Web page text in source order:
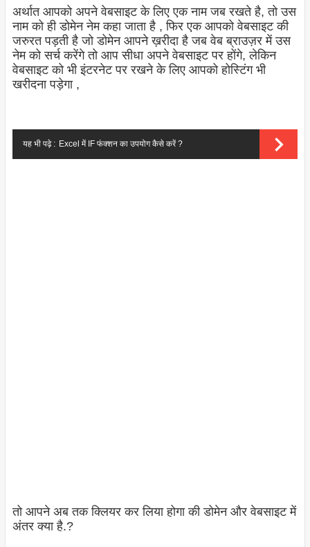
अर्थात आपको अपने वेबसाइट के लिए एक नाम जब रखते है, तो उस
नाम को ही डोमेन नेम कहा जाता है , फिर एक आपको वेबसाइट की
जरुरत पड़ती है जो डोमेन आपने ख़रीदा है जब वेब ब्राउज़र में उस
नेम को सर्च करेंगे तो आप सीधा अपने वेबसाइट पर होंगे, लेकिन
वेबसाइट को भी इंटरनेट पर रखने के लिए आपको होस्टिंग भी
खरीदना पड़ेगा ,
यह भी पढ़े : Excel में IF फंक्शन का उपयोग कैसे करें ?
तो आपने अब तक क्लियर कर लिया होगा की डोमेन और वेबसाइट में
अंतर क्या है.?